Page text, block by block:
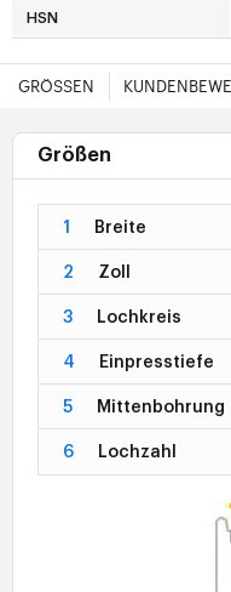
HSN
GRÖSSEN
Größen
1 Breite
2 Zoll
3 Lochkreis
4 Einpresstiefe
5 Mittenbohrung
6 Lochzahl